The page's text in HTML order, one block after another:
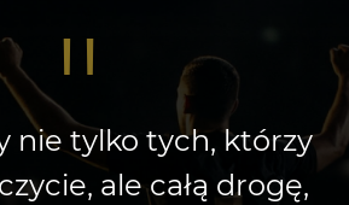
"
nie tylko tych, którzy
ale całą drogę,